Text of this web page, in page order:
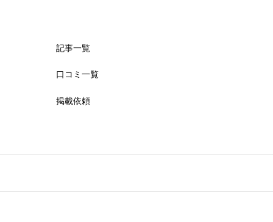
記事一覧
口コミ一覧
掲載依頼